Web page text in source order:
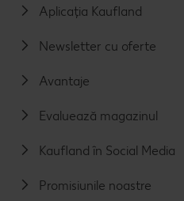
Aplicația Kaufland
Newsletter cu oferte
Avantaje
Evaluează magazinul
Kaufland în Social Media
Promisiunile noastre